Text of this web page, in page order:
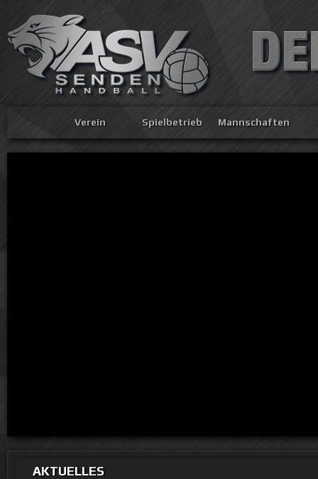
Verein Spielbetrieb Mannschaften
AKTUELLES